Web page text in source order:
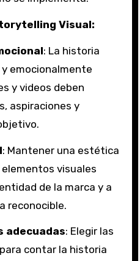
Visual:
: La historia
emocionalmente
y videos deben
aspiraciones y
: Mantener una estética
visuales
de la marca y a
reconocible.
adecuadas: Elegir las
contar la historia